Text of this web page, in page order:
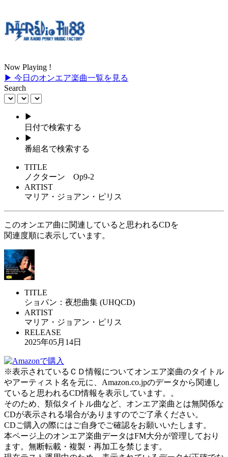
Now Playing !
▶ 今日のオンエア楽曲一覧を見る
Search
▶
日付で検索する
▶
番組名で検索する
TITLE
ノクターン Op9-2
ARTIST
マリア・ジョアン・ピリス
このオンエア曲に関連していると思われるCDを
関連度順に表示しています。
TITLE
ショパン：夜想曲集 (UHQCD)
ARTIST
マリア・ジョアン・ピリス
RELEASE
2025年05月14日
※表示されているＣＤ情報についてオンエア楽曲のタイトル
やアーティスト名を元に、Amazon.co.jpのデータから関連し
ていると思われるCD情報を表示しています。。
そのため、類似タイトル曲など、オンエア楽曲とは無関係な
CDが表示される場合がありますのでご了承ください。
CDご購入の際にはご自身でご確認をお願いいたします。
本ページ上のオンエア楽曲データはFM大分が管理しており
ます。無断転載・複製・再加工を禁じます。